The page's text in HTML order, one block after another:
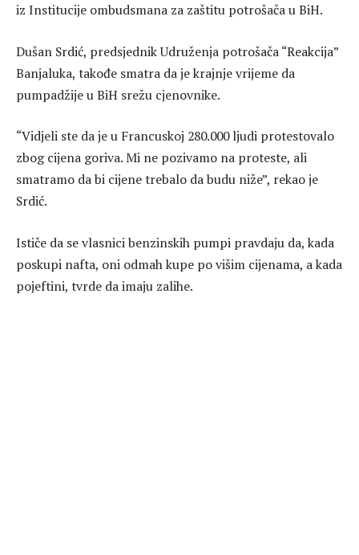
iz Institucije ombudsmana za zaštitu potrošača u BiH.
Dušan Srdić, predsjednik Udruženja potrošača “Reakcija”
Banjaluka, takođe smatra da je krajnje vrijeme da
pumpadžije u BiH srežu cjenovnike.
“Vidjeli ste da je u Francuskoj 280.000 ljudi protestovalo
zbog cijena goriva. Mi ne pozivamo na proteste, ali
smatramo da bi cijene trebalo da budu niže”, rekao je
Srdić.
Ističe da se vlasnici benzinskih pumpi pravdaju da, kada
poskupi nafta, oni odmah kupe po višim cijenama, a kada
pojeftini, tvrde da imaju zalihe.